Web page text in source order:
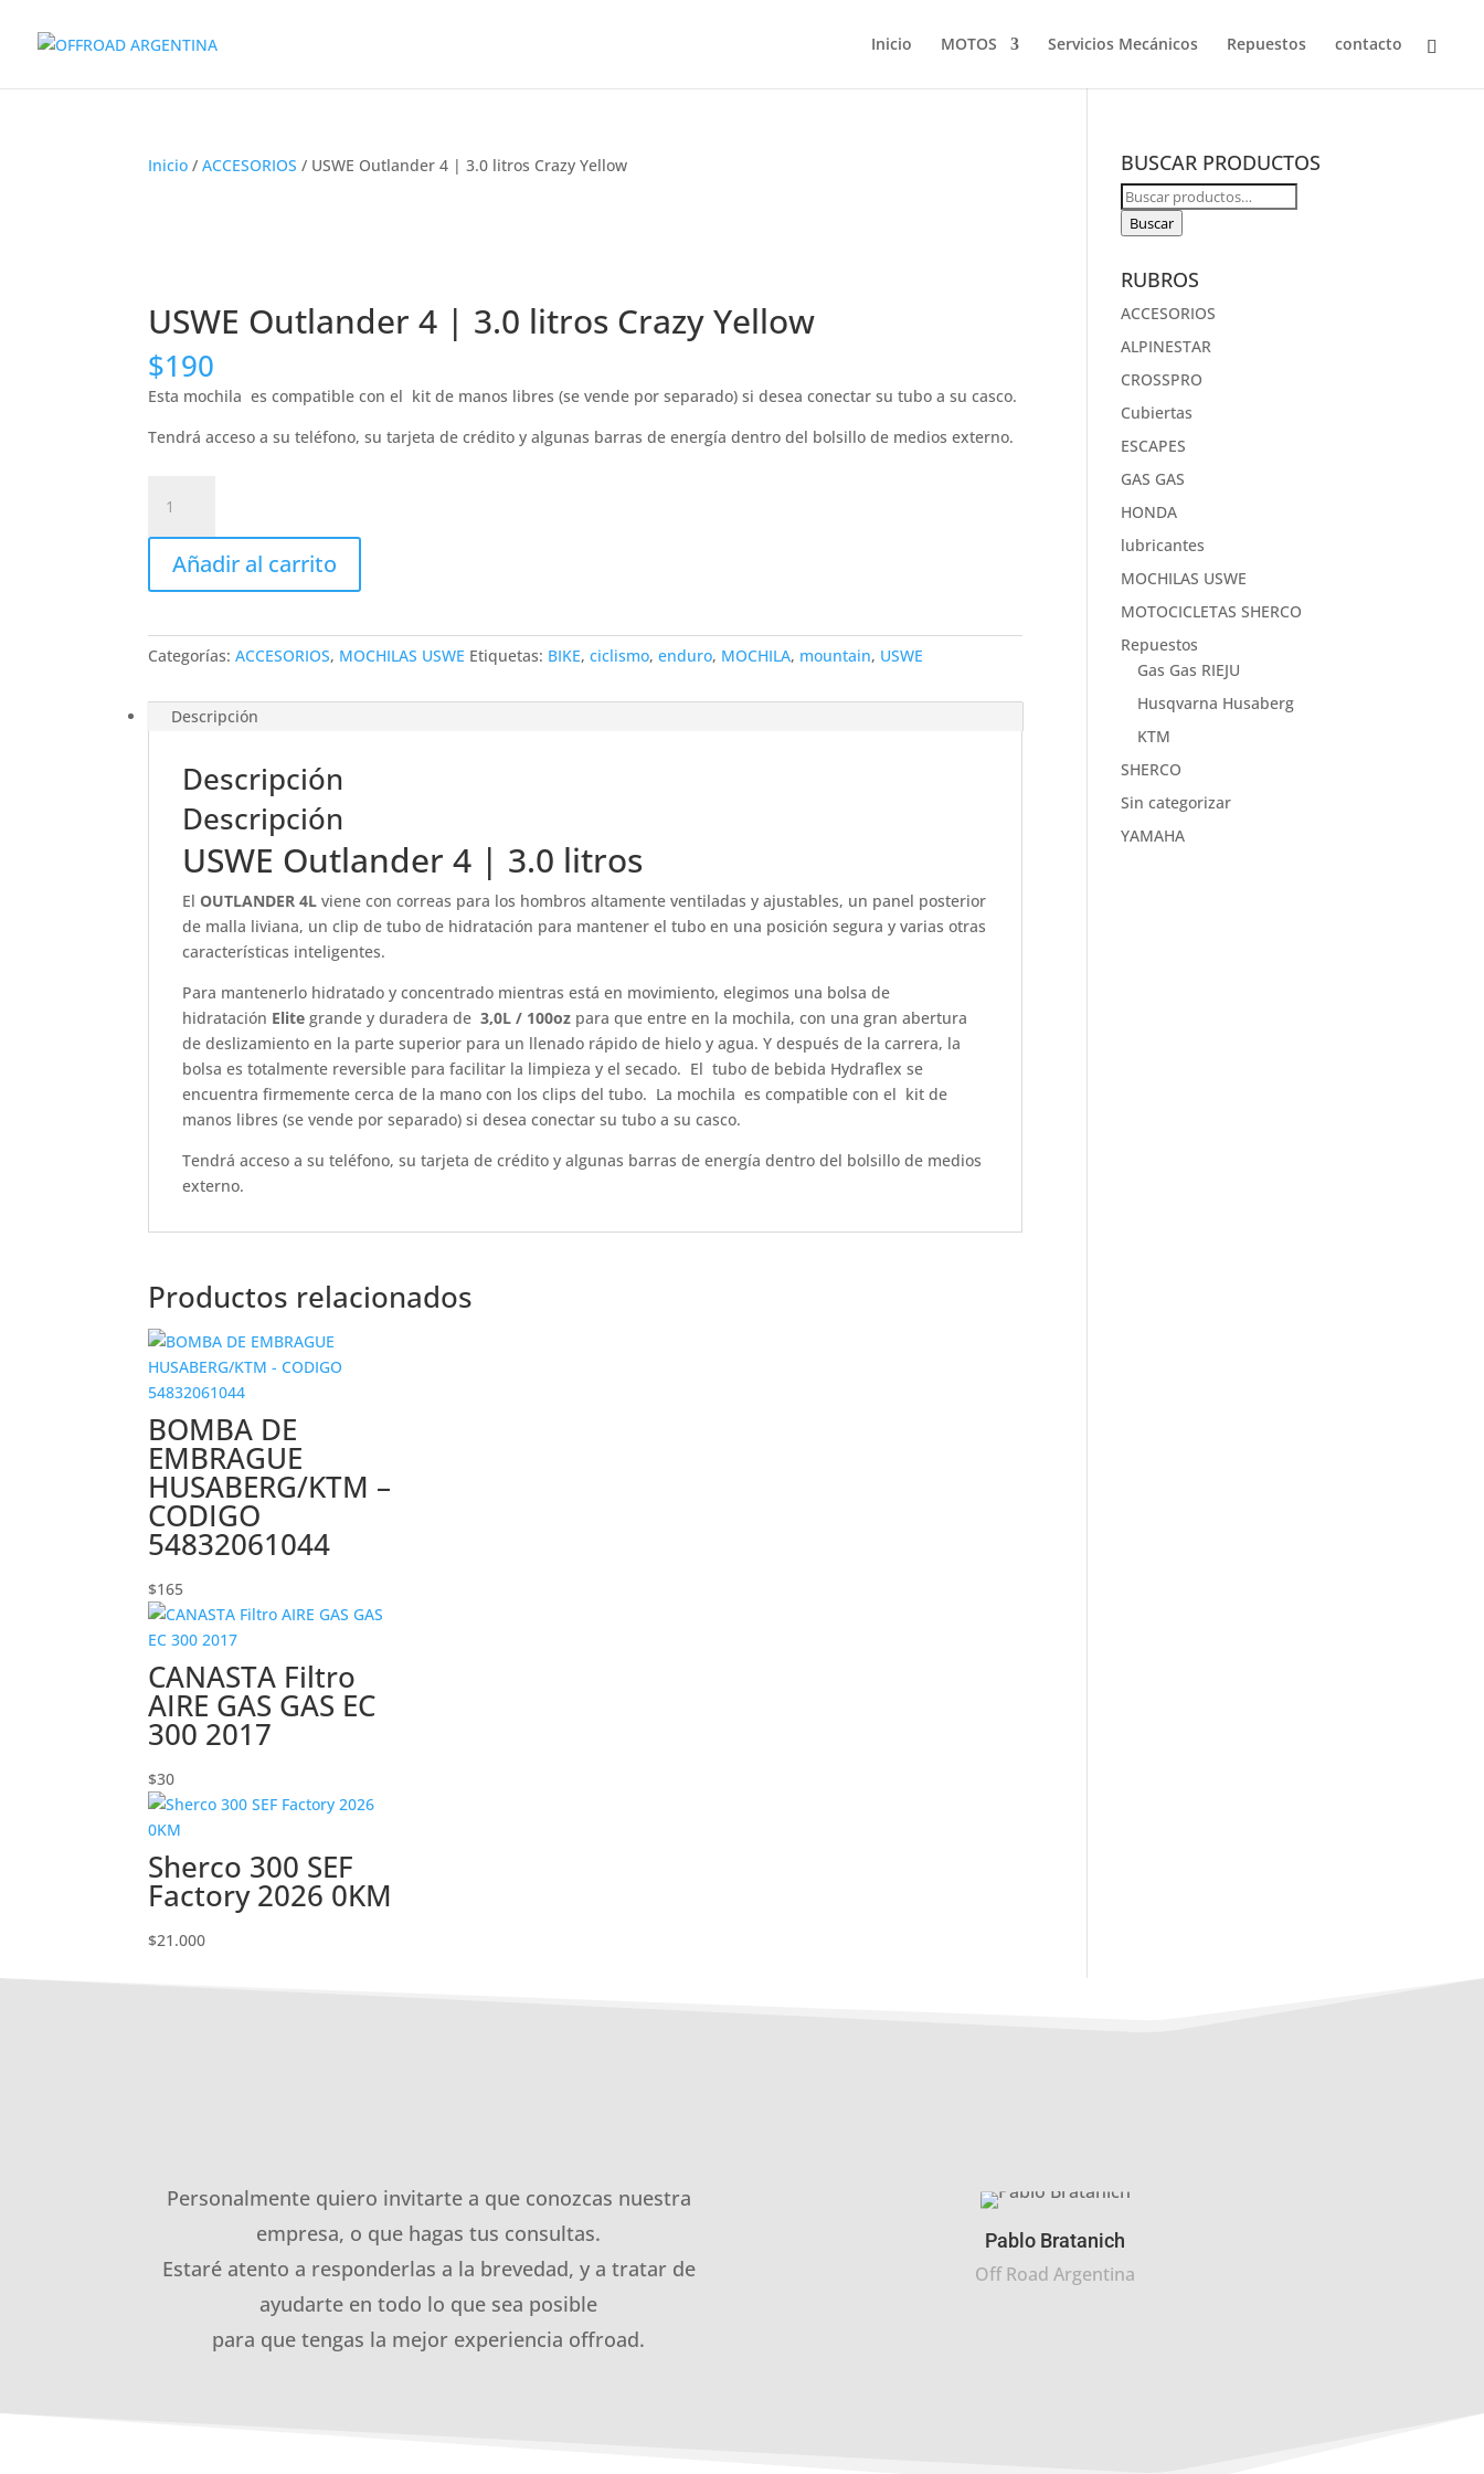
Inicio MOTOS Servicios Mecánicos Repuestos contacto
Inicio /ACCESORIOS / USWE Outlander 4 | 3.0 litros Crazy Yellow
USWE Outlander 4 | 3.0 litros Crazy Yellow
$190
Esta mochila es compatible con el kit de manos libres (se vende por separado) si desea conectar su tubo a su casco.
Tendrá acceso a su teléfono, su tarjeta de crédito y algunas barras de energía dentro del bolsillo de medios externo.
Outlander
4
3.0
Crazy
Yellow
Añadir al carrito
Categorías:ACCESORIOS, MOCHILAS USWE Etiquetas: BIKE,ciclismo,enduro, MOCHILA, mountain, USWE
Descripción
Descripción
Descripción
USWE Outlander 4 | 3.0 litros
ElOUTLANDER 4L viene con correas para los hombros altamente ventiladas y ajustables, un panel posterior
de malla liviana, un clip de tubo de hidratación para mantener el tubo en una posición segura y varias otras
características inteligentes.
Para mantenerlo hidratado y concentrado mientras está en movimiento, elegimos una bolsa de
hidratación Elite grande y duradera de3,0L / 100oz para que entre en la mochila, con una gran abertura
de deslizamiento en la parte superior para un llenado rápido de hielo y agua. Y después de la carrera, la
bolsa es totalmente reversible para facilitar la limpieza y el secado. El tubo de bebida Hydraflex se
encuentra firmemente cerca de la mano con los clips del tubo. La mochila es compatible con el kit de
manos libres (se vende por separado) si desea conectar su tubo a su casco.
Tendrá acceso a su teléfono, su tarjeta de crédito y algunas barras de energía dentro del bolsillo de medios
externo.
Productos relacionados
BOMBA DE
EMBRAGUE
HUSABERG/KTM –
CODIGO
54832061044
$165
CANASTA Filtro
AIRE GAS GAS EC
300 2017
$30
Sherco 300 SEF
Factory 2026 0KM
$21.000
BUSCAR PRODUCTOS
Buscar
por:
Buscar
RUBROS
ACCESORIOS
ALPINESTAR
CROSSPRO
Cubiertas
ESCAPES
GAS GAS
HONDA
lubricantes
MOCHILAS USWE
MOTOCICLETAS SHERCO
Repuestos
Gas Gas RIEJU
Husqvarna Husaberg
KTM
SHERCO
Sin categorizar
YAMAHA
Personalmente quiero invitarte a que conozcas nuestra
empresa, o que hagas tus consultas.
Estaré atento a responderlas a la brevedad, y a tratar de
ayudarte en todo lo que sea posible
para que tengas la mejor experiencia offroad.
Pablo Bratanich
Off Road Argentina